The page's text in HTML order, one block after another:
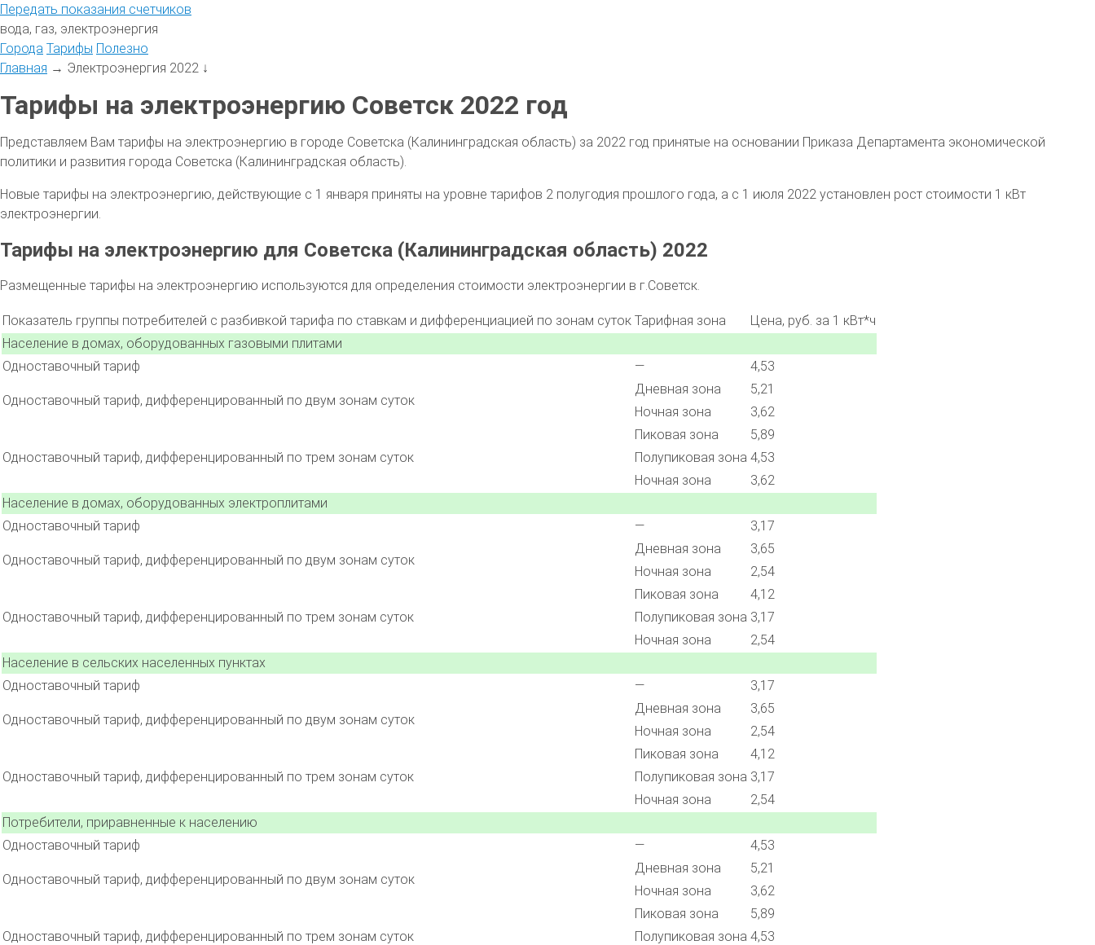
Передать показания счетчиков
вода, газ, электроэнергия
Города Тарифы Полезно
Главная → Электроэнергия 2022 ↓
Тарифы на электроэнергию Советск 2022 год
Представляем Вам тарифы на электроэнергию в городе Советска (Калининградская область) за 2022 год принятые на основании Приказа Департамента экономической
политики и развития города Советска (Калининградская область).
Новые тарифы на электроэнергию, действующие с 1 января приняты на уровне тарифов 2 полугодия прошлого года, а с 1 июля 2022 установлен рост стоимости 1 кВт
электроэнергии.
Тарифы на электроэнергию для Советска (Калининградская область) 2022
Размещенные тарифы на электроэнергию используются для определения стоимости электроэнергии в г.Советск.
Показатель группы потребителей с разбивкой тарифа по ставкам и дифференциацией по зонам суток Тарифная зона
Цена, руб. за 1 кВт*ч
Население в домах, оборудованных газовыми плитами
Одноставочный тариф
— 4,53
Одноставочный тариф, дифференцированный по двум зонам суток
Дневная зона
5,21
Ночная зона
3,62
Одноставочный тариф, дифференцированный по трем зонам суток
Пиковая зона
5,89
Полупиковая зона 4,53
Ночная зона
3,62
Население в домах, оборудованных электроплитами
Одноставочный тариф
— 3,17
Одноставочный тариф, дифференцированный по двум зонам суток
Дневная зона
3,65
Ночная зона
2,54
Одноставочный тариф, дифференцированный по трем зонам суток
Пиковая зона
4,12
Полупиковая зона 3,17
Ночная зона
2,54
Население в сельских населенных пунктах
Одноставочный тариф
— 3,17
Одноставочный тариф, дифференцированный по двум зонам суток
Дневная зона
3,65
Ночная зона
2,54
Одноставочный тариф, дифференцированный по трем зонам суток
Пиковая зона
4,12
Полупиковая зона 3,17
Ночная зона
2,54
Потребители, приравненные к населению
Одноставочный тариф
— 4,53
Одноставочный тариф, дифференцированный по двум зонам суток
Дневная зона
5,21
Ночная зона
3,62
Одноставочный тариф, дифференцированный по трем зонам суток
Пиковая зона
5,89
Полупиковая зона 4,53